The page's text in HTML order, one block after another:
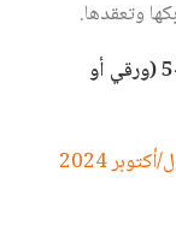
وتعقدها.
لقراءة الورقة كاملة يمكنكم اقتناء العدد 548 (ورقي أو